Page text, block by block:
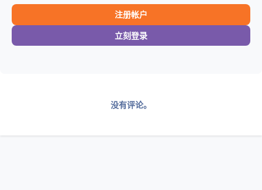
注册帐户
立刻登录
没有评论。